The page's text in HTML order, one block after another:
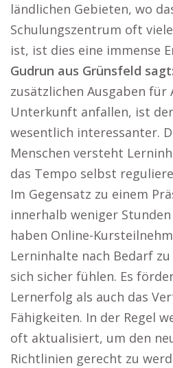
ländlichen Gebieten, wo
Schulungszentrum oft
ist, ist dies eine immense
Gudrun aus Grünsfeld sagt:
zusätzlichen Ausgaben
Unterkunft anfallen, ist
wesentlich interessanter.
Menschen versteht
das Tempo selbst
Im Gegensatz zu einem
innerhalb weniger
haben Online-
Lerninhalte nach Bedarf
sich sicher fühlen. Es
Lernerfolg als auch das
Fähigkeiten. In der Regel
oft aktualisiert, um den
Richtlinien gerecht zu